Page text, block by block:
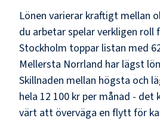
Lönen varierar kraftigt mellan
du arbetar spelar verkligen roll
Stockholm toppar listan med
Mellersta Norrland har lägst
Skillnaden mellan högsta och
hela 12 100 kr per månad - det
värt att överväga en flytt för